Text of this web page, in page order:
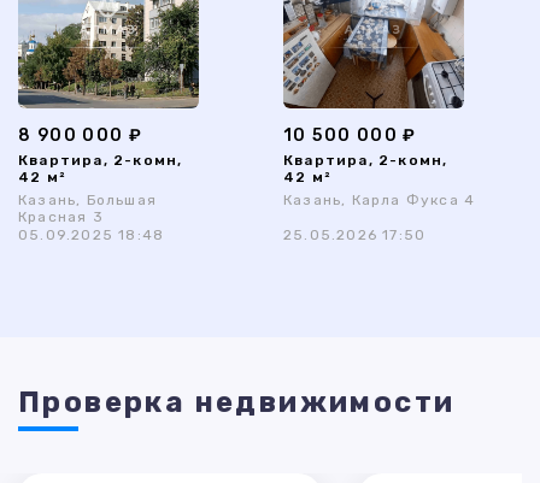
8 900 000 ₽
Квартира, 2-комн,
42 м²
Казань, Большая
Красная 3
05.09.2025 18:48
10 500 000 ₽
Квартира, 2-комн,
42 м²
Казань, Карла Фукса 4
25.05.2026 17:50
Проверка недвижимости